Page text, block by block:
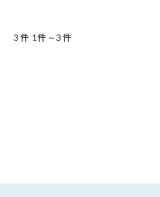
3件 1件～3件